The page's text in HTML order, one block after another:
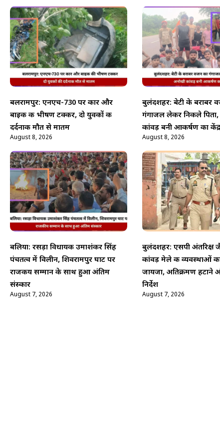
बलरामपुर: एनएच-730 पर कार और
बाइक की भीषण टक्कर, दो युवकों की
दर्दनाक मौत से मातम
August 8, 2026
बुलंदशहर: बेटी के बराबर
गंगाजल लेकर निकले
कांवड़ बनी आकर्षण का केंद्र
August 8, 2026
बलिया: रसड़ा विधायक उमाशंकर सिंह
पंचतत्व में विलीन, शिवरामपुर घाट पर
राजकीय सम्मान के साथ हुआ अंतिम
संस्कार
August 7, 2026
बुलंदशहर: एसपी अंतरिक्ष
कांवड़ मेले की व्यवस्थाओं
जायजा, अतिक्रमण हटाने
निर्देश
August 7, 2026